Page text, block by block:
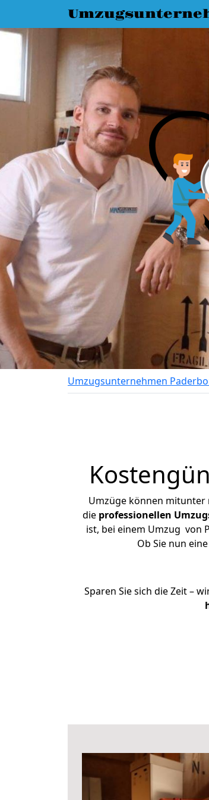
Umzugsunternehmen
Umzüge können mitunter
die professionellen
ist, bei einem Umzug von
Ob Sie nun
Sparen Sie sich die Zeit –